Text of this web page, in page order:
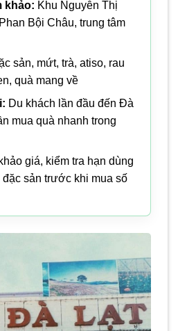
khảo: Khu Nguyễn Thị
Bội Châu, trung tâm
sản, mứt, trà, atiso, rau
quà mang về
Du khách lần đầu đến Đà
mua quà nhanh trong
giá, kiểm tra hạn dùng
sản trước khi mua số